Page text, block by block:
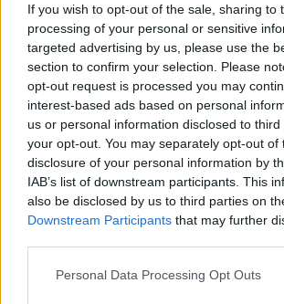
If you wish to opt-out of the sale, sharing to
processing of your personal or sensitive
targeted advertising by us, please use the
section to confirm your selection. Please
opt-out request is processed you may
interest-based ads based on personal
us or personal information disclosed to
your opt-out. You may separately opt-out of
disclosure of your personal information by
IAB’s list of downstream participants. This
also be disclosed by us to third parties on
Downstream Participants that may further
Please note that this website/app uses one
Personal Data Processing Opt Outs
hiába keresett szép summát, rá
igazán csak a színészet érdekli.
Veszprémben töltött, majd két évig a
színház ban dolgozott félállásban,
évig a budapesti TháliaSzínházban
Marton László igazgató-főrendező a
hívta vendégjátékra, a harmadik
szerződtette, azóta is a Szent István
tagja.
szatirikus szerepeiben is kiváló, a